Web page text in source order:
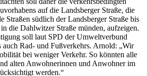
auf die Landsberger Straße, die
Straßen südlich der Landsberger Straße bis
die Dahlwitzer Straße münden, aufzeigen.
soll laut SPD der Umweltverbund
Rad- und Fußverkehrs. Arnold: „Wir
bei weniger Verkehr. So könnten alle
alten Anwohnerinnen und Anwohner im
werden.“